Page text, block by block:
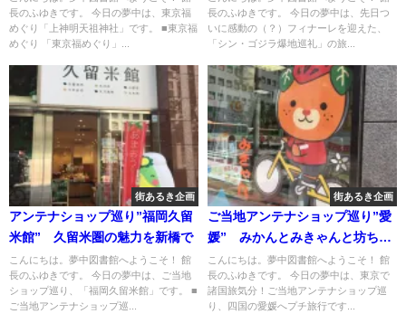
長のふゆきです。 今日の夢中は、東京福
めぐり「上神明天祖神社」です。 ■東京福
めぐり 「東京福めぐり」...
長のふゆきです。 今日の夢中は、先日つ
いに感動の（？）フィナーレを迎えた、
「シン・ゴジラ爆地巡礼」の旅...
街あるき企画
アンテナショップ巡り”福岡久留
米館” 久留米圏の魅力を新橋で
こんにちは。夢中図書館へようこそ！ 館
長のふゆきです。 今日の夢中は、ご当地
ショップ巡り、「福岡久留米館」です。 ■
ご当地アンテナショップ巡...
街あるき企画
ご当地アンテナショップ巡り”愛
媛” みかんとみきゃんと坊ちゃ
ん
こんにちは。夢中図書館へようこそ！ 館
長のふゆきです。 今日の夢中は、東京で
諸国旅気分！ご当地アンテナショップ巡
り、四国の愛媛へプチ旅行です...